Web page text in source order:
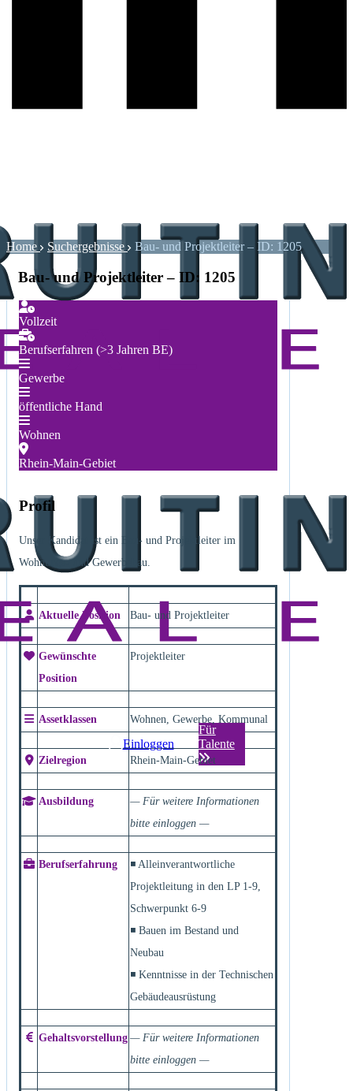
Einloggen
Für
Talente
Home Suchergebnisse Bau- und Projektleiter – ID: 1205
Bau- und Projektleiter – ID: 1205
Vollzeit
Berufserfahren (>3 Jahren BE)
Gewerbe
öffentliche Hand
Wohnen
Rhein-Main-Gebiet
Profil
Unser Kandidat ist ein Bau- und Projektleiter im
Wohnungs- und Gewerbebau.
Aktuelle Position Bau- und Projektleiter
Gewünschte
Position
Projektleiter
Assetklassen Wohnen, Gewerbe, Kommunal
Zielregion Rhein-Main-Gebiet
Ausbildung
— Für weitere Informationen
bitte einloggen —
Berufserfahrung
◾ Alleinverantwortliche
Projektleitung in den LP 1-9,
Schwerpunkt 6-9
◾ Bauen im Bestand und
Neubau
◾ Kenntnisse in der Technischen
Gebäudeausrüstung
Gehaltsvorstellung — Für weitere Informationen
bitte einloggen —